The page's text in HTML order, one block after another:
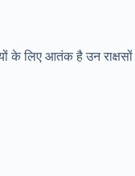
के लिए आतंक है उन